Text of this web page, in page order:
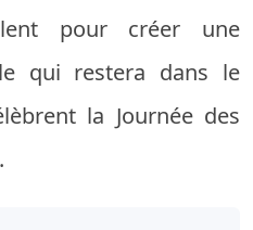
pour créer une
qui restera dans le
la Journée des